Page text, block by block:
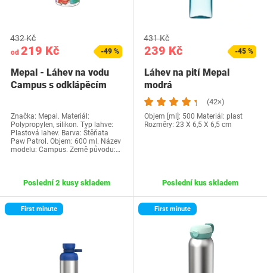
od 219 Kč
432 Kč
-49 %
Mepal - Láhev na vodu
Campus s odklápěcím
Značka: Mepal. Materiál:
Polypropylen, silikon. Typ lahve:
Plastová lahev. Barva: Štěňata
Paw Patrol. Objem: 600 ml. Název
modelu: Campus. Země původu:…
Poslední 2 kusy skladem
239 Kč
431 Kč
-45 %
Láhev na pití Mepal
modrá
(42×)
Objem [ml]: 500 Materiál: plast
Rozměry: 23 X 6,5 X 6,5 cm
Poslední kus skladem
First minute First minute